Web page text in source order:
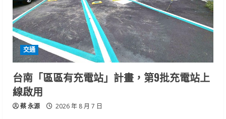
交通
台南「區區有充電站」計畫，第9批充電站上
線啟用
蔡 永源 2026 年 8 月 7 日